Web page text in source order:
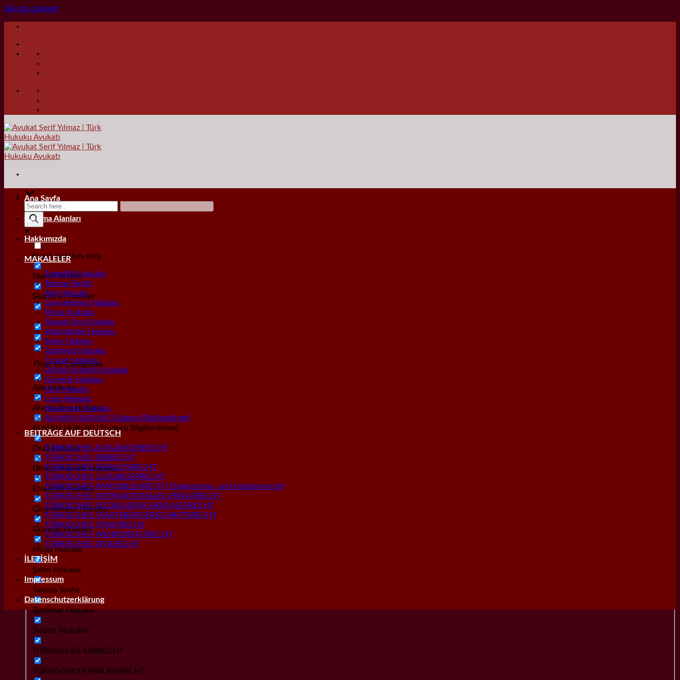
Skip to content
Exact matches only
Search in title
Search in content
Filter by Categories
Aile Hukuku
Alacak/İcra Hukuku
ALMAN HUKUKU (Sadece Bilgilendirme)
Ceza Hukuku
Dövizli Askerlik Hukuku
Emeklilik Hukuku
Gayrımenkul Hukuku
Gümrük Hukuku
Miras Hukuku
Şahıs Hukuku
Tanıma Tenfiz
Tazminat Hukuku
Ticaret Hukuku
TÜRKISCHES ERBRECHT
TÜRKISCHES FAMILIENRECHT
Ana Sayfa
Çalışma Alanları
Hakkımızda
MAKALELER
Emeklilik Hukuku
Tanıma Tenfiz
Aile Hukuku
Gayrımenkul Hukuku
Miras Hukuku
Alacak/İcra Hukuku
Vatandaşlık Hukuku
Şahıs Hukuku
Tazminat Hukuku
Ticaret Hukuku
Dövizli Askerlik Hukuku
Gümrük Hukuku
Kira Hukuku
Ceza Hukuku
Yabancılar Hukuku
ALMAN HUKUKU (Sadece Bilgilendirme)
BEITRÄGE AUF DEUTSCH
TÜRKISCHES AUSLÄNDERRECHT
TÜRKISCHES ERBRECHT
TÜRKISCHES FAMILIENRECHT
TÜRKISCHES GLÄUBIGERRECHT
TÜRKISCHES IMMOBILIENRECHT (Eigenstums- und Katasterrecht)
TÜRKISCHES INTERNATIONALES PRIVATRECHT
TÜRKISCHES SOZIALVERSICHERUNGSRECHT
TÜRKISCHES STAATSBÜRGERSCHAFTSRECHT
TÜRKISCHES STRAFRECHT
TÜRKISCHES WEHRDIENSTRECHT
TÜRKISCHES ZIVILRECHT
İLETİŞİM
Impressum
Datenschutzerklärung